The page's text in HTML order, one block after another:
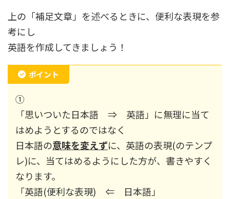
上の「補足文章」を述べるときに、便利な表現を参
考にし
英語を作成してきましょう！
ポイント
①
「思いついた日本語 ⇒ 英語」に無理に当て
はめようとするのではなく
日本語の意味を変えずに、英語の表現(のテンプ
レ)に、当てはめるようにした方が、書きやすく
なります。
「英語(便利な表現) ⇐ 日本語」